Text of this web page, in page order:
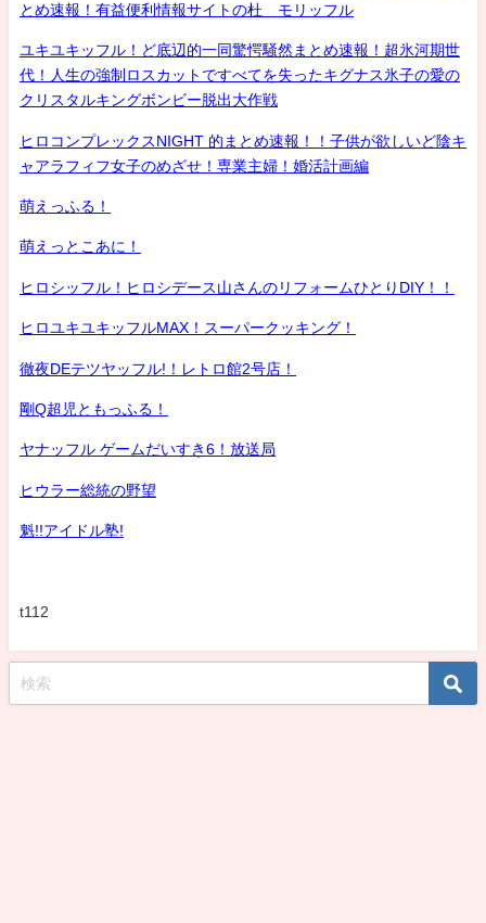
とめ速報！有益便利情報サイトの杜 モリッフル
ユキユキッフル！ど底辺的一同驚愕騒然まとめ速報！超氷河期世
代！人生の強制ロスカットですべてを失ったキグナス氷子の愛の
クリスタルキングボンビー脱出大作戦
ヒロコンプレックスNIGHT 的まとめ速報！！子供が欲しいど陰キ
ャアラフィフ女子のめざせ！専業主婦！婚活計画編
萌えっふる！
萌えっとこあに！
ヒロシッフル！ヒロシデース山さんのリフォームひとりDIY！！
ヒロユキユキッフルMAX！スーパークッキング！
徹夜DEテツヤッフル!！レトロ館2号店！
剛Q超児ともっふる！
ヤナッフル ゲームだいすき6！放送局
ヒウラー総統の野望
魁!!アイドル塾!
t112